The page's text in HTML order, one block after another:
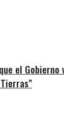
el